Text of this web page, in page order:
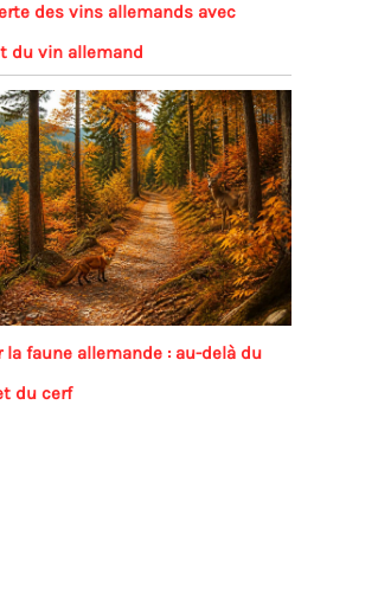
des vins allemands avec
du vin allemand
la faune allemande : au-delà du
du cerf